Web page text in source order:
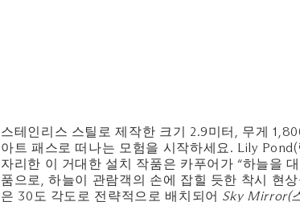
스테인리스 스틸로 제작한 크기 2.9미터, 무게
아트 패스로 떠나는 모험을 시작하세요. Lily
자리한 이 거대한 설치 작품은 카푸어가 “하늘을
품으로, 하늘이 관람객의 손에 잡힐 듯한 착시 현
은 30도 각도로 전략적으로 배치되어 Sky Mirror(